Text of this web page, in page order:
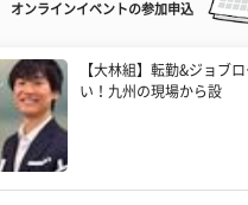
オンラインイベントの参加申込
【大林組】転勤&ジョブ
い！九州の現場から設